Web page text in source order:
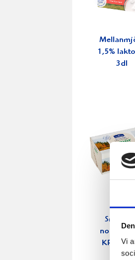
Vi
1,5%
3dl
Smör Eko
KRAV